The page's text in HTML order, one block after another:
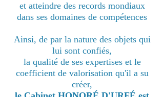
et atteindre des records mondiaux
dans ses domaines de compétences
Ainsi, de par la nature des objets qui
lui sont confiés,
la qualité de ses expertises et le
coefficient de valorisation qu'il a su
créer,